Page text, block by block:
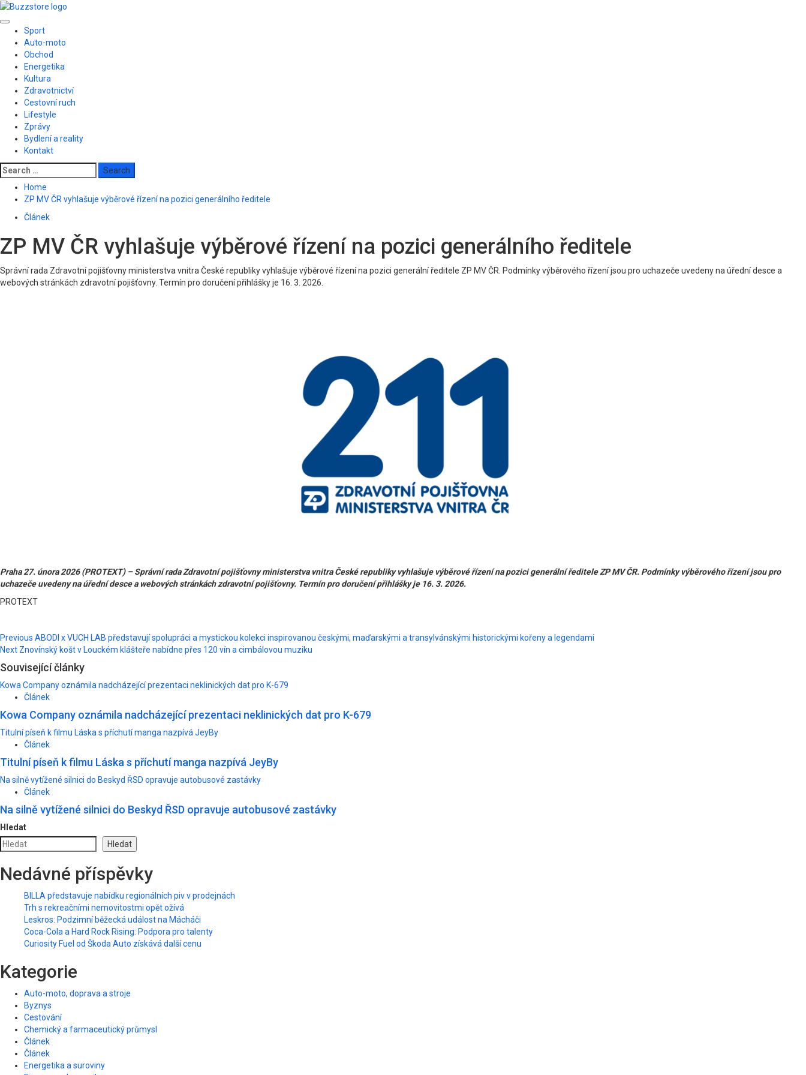
Skip
content
Primary
Menu
Sport
Auto-moto
Obchod
Energetika
Kultura
Zdravotnictví
Cestovní ruch
Lifestyle
Zprávy
Bydlení a reality
Kontakt
Search
for:
Home
ZP MV ČR vyhlašuje výběrové řízení na pozici generálního ředitele
Článek
ZP MV ČR vyhlašuje výběrové řízení na pozici generálního ředitele
Správní rada Zdravotní pojišťovny ministerstva vnitra České republiky vyhlašuje výběrové řízení na pozici generální ředitele ZP MV ČR. Podmínky výběrového řízení jsou pro uchazeče uvedeny na úřední desce a
webových stránkách zdravotní pojišťovny. Termín pro doručení přihlášky je 16. 3. 2026.
Praha 27. února 2026 (PROTEXT) – Správní rada Zdravotní pojišťovny ministerstva vnitra České republiky vyhlašuje výběrové řízení na pozici generální ředitele ZP MV ČR. Podmínky výběrového řízení jsou pro
uchazeče uvedeny na úřední desce a webových stránkách zdravotní pojišťovny. Termín pro doručení přihlášky je 16. 3. 2026.
PROTEXT
Post
navigation
Previous ABODI x VUCH LAB představují spolupráci a mystickou kolekci inspirovanou českými, maďarskými a transylvánskými historickými kořeny a legendami
Next Znovínský košt v Louckém klášteře nabídne přes 120 vín a cimbálovou muziku
Související články
Kowa Company oznámila nadcházející prezentaci neklinických dat pro K-679
Článek
Kowa Company oznámila nadcházející prezentaci neklinických dat pro K-679
Titulní píseň k filmu Láska s příchutí manga nazpívá JeyBy
Článek
Titulní píseň k filmu Láska s příchutí manga nazpívá JeyBy
Na silně vytížené silnici do Beskyd ŘSD opravuje autobusové zastávky
Článek
Na silně vytížené silnici do Beskyd ŘSD opravuje autobusové zastávky
Hledat
Hledat
Nedávné příspěvky
BILLA představuje nabídku regionálních piv v prodejnách
Trh s rekreačními nemovitostmi opět ožívá
Leskros: Podzimní běžecká událost na Mácháči
Coca-Cola a Hard Rock Rising: Podpora pro talenty
Curiosity Fuel od Škoda Auto získává další cenu
Kategorie
Auto-moto, doprava a stroje
Byznys
Cestování
Chemický a farmaceutický průmysl
Článek
Článek
Energetika a suroviny